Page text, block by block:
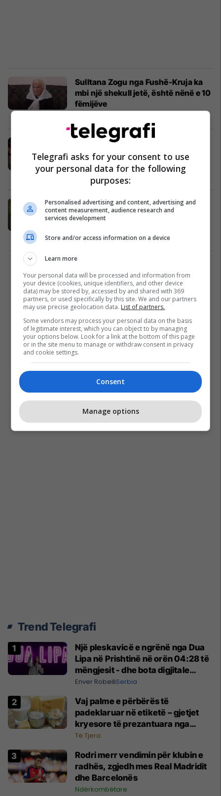
Sulltana Zogu nga Fushë-Kruja ka
mbi një shekull jetë, është nënë e 10
fëmijëve
Vrasja e Gentjan Bejtjas, FNSH
“blindon” Fushë-Krujën - ngrihen
postblloqe në akset nacionale
U ekzekutua në oborrin e banesës
së tij, saga e atentateve ndaj ish-
Shqipëri 15/03/2024
Trend Telegrafi
Një pleskavicë e ngrënë nga Dua
Lipa në Prishtinë në orën 04:28 të
mëngjesit - dhe bota digjitale
serbe shpall gjendjen e luftës
Enver RobelliSerbia
Vaj palme e përbërës të
padeklaruar në etiketë – gjetjet
kryesore të prezantuara nga
AUV-i pas kontrollit në sektorin e
Të Tjera
Rodri merr vendimin për klubin e
radhës, zgjedh mes Real Madridit
dhe Barcelonës
Ndërkombëtare
Telegrafi asks for your consent to use
your personal data for the following
purposes:
Personalised advertising and content, advertising and
content measurement, audience research and
services development
Store and/or access information on a device
Learn more
Your personal data will be processed and information from
your device (cookies, unique identifiers, and other device
data) may be stored by, accessed by and shared with 369
partners, or used specifically by this site. We and our partners
may use precise geolocation data. List of partners.
Some vendors may process your personal data on the basis
of legitimate interest, which you can object to by managing
your options below. Look for a link at the bottom of this page
or in the site menu to manage or withdraw consent in privacy
and cookie settings.
Consent
Manage options